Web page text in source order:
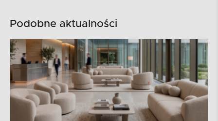
Podobne aktualności